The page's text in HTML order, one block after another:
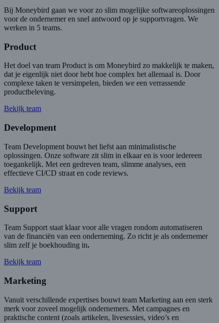
Bij Moneybird gaan we voor zo slim mogelijke softwareoplossingen
voor de ondernemer en snel antwoord op je supportvragen. We
werken in 5 teams.
Product
Het doel van team Product is om Moneybird zo makkelijk te maken,
dat je eigenlijk niet door hebt hoe complex het allemaal is. Door
complexe taken te versimpelen, bieden we een verrassende
productbeleving.
Bekijk team
Development
Team Development bouwt het liefst aan minimalistische
oplossingen. Onze software zit slim in elkaar en is voor iedereen
toegankelijk. Met een gedreven team, slimme analyses, een
effectieve CI/CD straat en code reviews.
Bekijk team
Support
Team Support staat klaar voor alle vragen rondom automatiseren
van de financiën van een onderneming. Zo richt je als ondernemer
slim zelf je boekhouding in.
Bekijk team
Marketing
Vanuit verschillende expertises bouwt team Marketing aan een sterk
merk voor zoveel mogelijk ondernemers. Met campagnes en
praktische content (zoals artikelen, livesessies, video’s en